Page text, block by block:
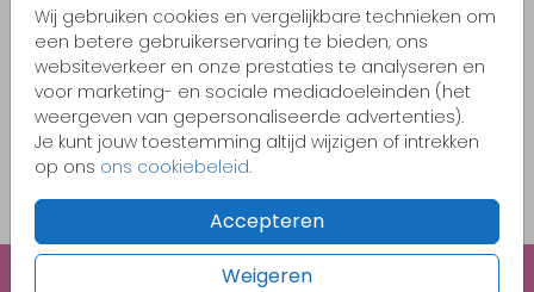
Wij gebruiken cookies en vergelijkbare technieken om
een betere gebruikerservaring te bieden, ons
websiteverkeer en onze prestaties te analyseren en
voor marketing- en sociale mediadoeleinden (het
weergeven van gepersonaliseerde advertenties).
Je kunt jouw toestemming altijd wijzigen of intrekken
op ons ons cookiebeleid.
Accepteren
Weigeren
Pas zelf het kaartje aan naar jouw wensen
Bestel gemakkelijk een proefdruk vanaf €1,-
OMSCHRIJVING
naturel (recycled) 12 x 18
per 1